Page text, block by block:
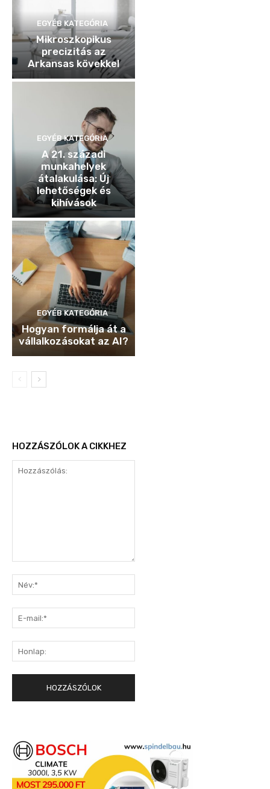
EGYÉB KATEGÓRIA
Mikroszkopikus
precizitás az
Arkansas kövekkel
EGYÉB KATEGÓRIA
A 21. századi
munkahelyek
átalakulása: Új
lehetőségek és
kihívások
EGYÉB KATEGÓRIA
Hogyan formálja át a
vállalkozásokat az AI?
HOZZÁSZÓLOK A CIKKHEZ
mail:*